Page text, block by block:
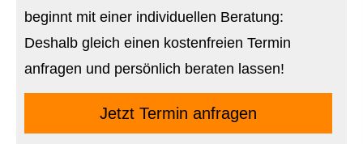
beginnt mit einer individuellen Beratung:
Deshalb gleich einen kostenfreien Termin
anfragen und persönlich beraten lassen!
Jetzt Termin anfragen